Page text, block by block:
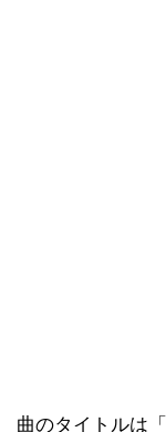
曲のタイトルは「